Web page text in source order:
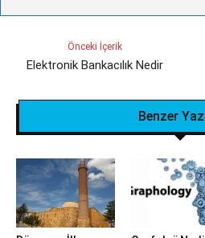
Önceki İçerik
Elektronik Bankacılık Nedir
Benzer